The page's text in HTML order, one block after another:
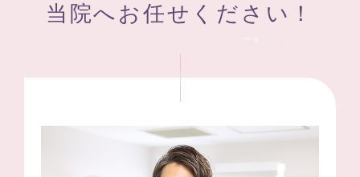
当院へお任せください！